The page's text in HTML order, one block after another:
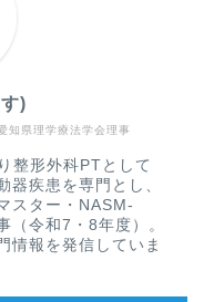
知県理学療法学会理事
)
整形外科PTとして
器疾患を専門とし、
スター・NASM-
（令和7・8年度）。
情報を発信していま
患から探す